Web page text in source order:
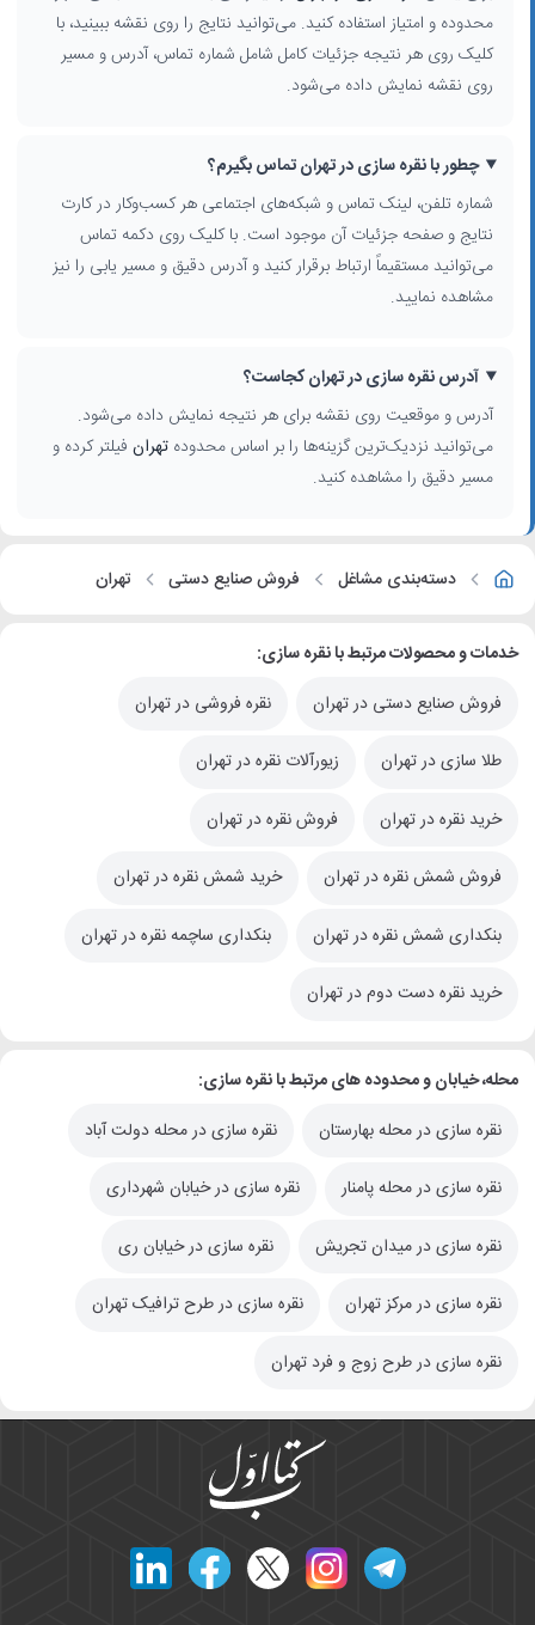
محدوده و امتیاز استفاده کنید. می‌توانید نتایج را روی نقشه ببینید، با
کلیک روی هر نتیجه جزئیات کامل شامل شماره تماس، آدرس و مسیر
روی نقشه نمایش داده می‌شود.
چطور با نقره سازی در تهران تماس بگیرم؟
شماره تلفن، لینک تماس و شبکه‌های اجتماعی هر کسب‌وکار در کارت
نتایج و صفحه جزئیات آن موجود است. با کلیک روی دکمه تماس
می‌توانید مستقیماً ارتباط برقرار کنید و آدرس دقیق و مسیر یابی را نیز
مشاهده نمایید.
آدرس نقره سازی در تهران کجاست؟
آدرس و موقعیت روی نقشه برای هر نتیجه نمایش داده می‌شود.
می‌توانید نزدیک‌ترین گزینه‌ها را بر اساس محدودهتهران فیلتر کرده و
مسیر دقیق را مشاهده کنید.
دسته‌بندی مشاغل فروش صنایع دستی تهران
خدمات و محصولات مرتبط با نقره سازی:
فروش صنایع دستی در تهران
نقره فروشی در تهران
طلا سازی در تهران زیورآلات نقره در تهران
خرید نقره در تهران فروش نقره در تهران
فروش شمش نقره در تهران خرید شمش نقره در تهران
بنکداری شمش نقره در تهران بنکداری ساچمه نقره در تهران
خرید نقره دست دوم در تهران
محله، خیابان و محدوده های مرتبط با نقره سازی:
نقره سازی در محله بهارستان
نقره سازی در محله دولت آباد
نقره سازی در محله پامنار نقره سازی در خیابان شهرداری
نقره سازی در میدان تجریش نقره سازی در خیابان ری
نقره سازی در مرکز تهران نقره سازی در طرح ترافیک تهران
نقره سازی در طرح زوج و فرد تهران